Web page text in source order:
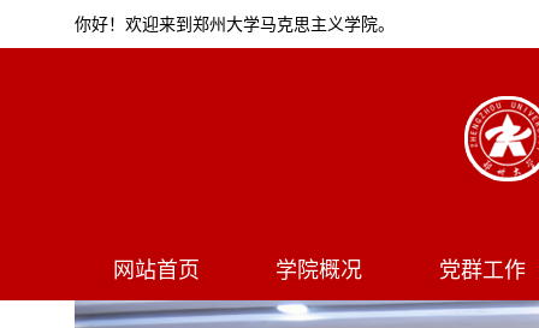
你好！欢迎来到郑州大学马克思主义学院。
网站首页 学院概况 党群工作